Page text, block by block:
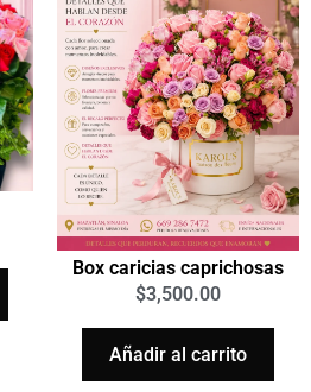
Box caricias caprichosas
$3,500.00
Añadir al carrito